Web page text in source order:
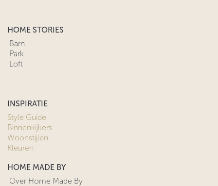
HOME STORIES
Barn
Park
Loft
INSPIRATIE
Style Guide
Binnenkijkers
Woonstijlen
Kleuren
HOME MADE BY
Over Home Made By